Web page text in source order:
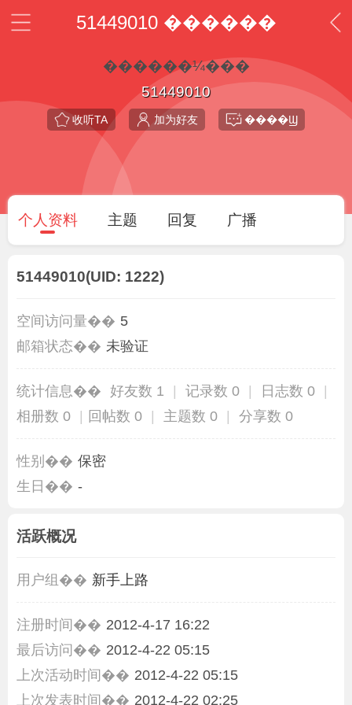
51449010 ������
������¼���
51449010
收听TA 加为好友 ����Ϣ
个人资料 主题 回复 广播
51449010(UID: 1222)
空间访问量�� 5
邮箱状态�� 未验证
统计信息�� 好友数 1 | 记录数 0 | 日志数 0
|
相册数 0
| 回帖数 0 | 主题数 0 | 分享数 0
性别�� 保密
生日�� -
活跃概况
用户组�� 新手上路
注册时间�� 2012-4-17 16:22
最后访问�� 2012-4-22 05:15
上次活动时间�� 2012-4-22 05:15
上次发表时间�� 2012-4-22 02:25